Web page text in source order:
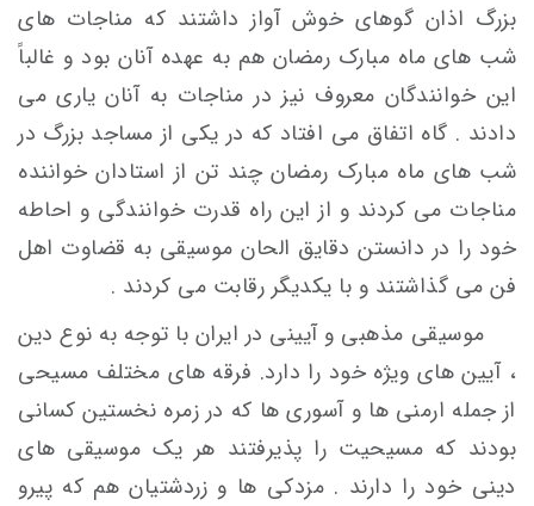
بزرگ اذان گوهای خوش آواز داشتند که مناجات های
شب های ماه مبارک رمضان هم به عهده آنان بود و غالباً
این خوانندگان معروف نیز در مناجات به آنان یاری می
دادند . گاه اتفاق می افتاد که در یکی از مساجد بزرگ در
شب های ماه مبارک رمضان چند تن از استادان خواننده
مناجات می کردند و از این راه قدرت خوانندگی و احاطه
خود را در دانستن دقایق الحان موسیقی به قضاوت اهل
فن می گذاشتند و با یکدیگر رقابت می کردند .
موسیقی مذهبی و آیینی در ایران با توجه به نوع دین
، آیین های ویژه خود را دارد. فرقه های مختلف مسیحی
از جمله ارمنی ها و آسوری ها که در زمره نخستین کسانی
بودند که مسیحیت را پذیرفتند هر یک موسیقی های
دینی خود را دارند . مزدکی ها و زردشتیان هم که پیرو